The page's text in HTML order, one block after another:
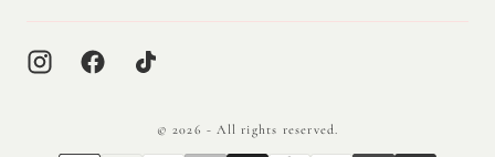
© 2026 - All rights reserved.
{"title"=>"Méthodes